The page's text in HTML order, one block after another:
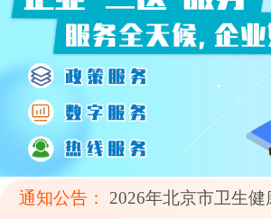
通知公告： 2026年北京市卫生健康委员会